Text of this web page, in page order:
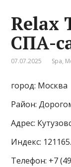
Relax
СПА-
07.07.2025 Spa,
город: Москва
Район:
Адрес:
Индекс:
Телефон: +7